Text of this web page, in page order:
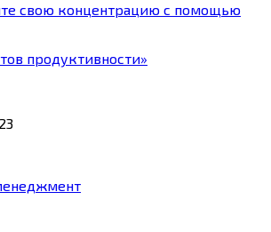
свою концентрацию с помощью
продуктивности»